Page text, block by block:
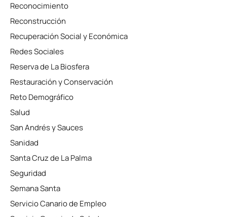
Reconocimiento
Reconstrucción
Recuperación Social y Económica
Redes Sociales
Reserva de La Biosfera
Restauración y Conservación
Reto Demográfico
Salud
San Andrés y Sauces
Sanidad
Santa Cruz de La Palma
Seguridad
Semana Santa
Servicio Canario de Empleo